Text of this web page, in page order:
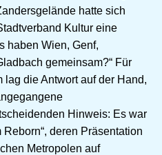
hatte sich
Kultur eine
haben Wien, Genf,
gemeinsam?“ Für
die Antwort auf der Hand,
Hinweis: Es war
deren Präsentation
Metropolen auf